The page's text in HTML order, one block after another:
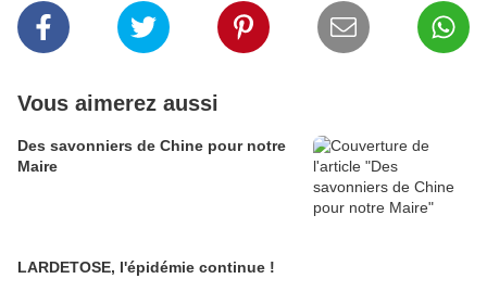
Vous aimerez aussi
Des savonniers de Chine pour notre
Maire
LARDETOSE, l'épidémie continue !